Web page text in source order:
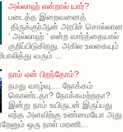
அல்லாஹ் என்றால் யார்?
படைத்த இறைவனைத்
திருக்குர்ஆன் அரபிச் சொல்லான
‘ அல்லாஹ் ’ என்ற வார்த்தையால்
குறிப்பிடுகிறது. அகில உலகையும்
வரும் ...
நாம் ஏன் பிறந்தோம்?
நமது வாழ்வு.... நோக்கம்
கொண்டதா? நோக்கமற்றதா?
இன்று நாம் உயிருடன் இருப்பது
எந்த அளவிற்கு உண்மையோ அது
ஒரு நாள் மரணி...